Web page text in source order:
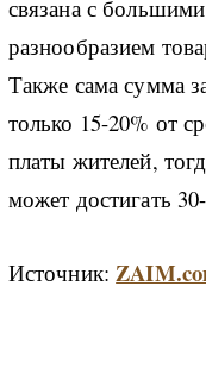
связана с
разнообразием
Также сама сумма
только 15-20% от
платы жителей,
может достигать
Источник: